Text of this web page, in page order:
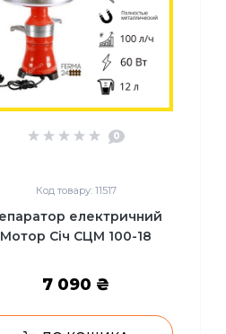
0
Код товару: 11517
електричний
Мотор Січ СЦМ 100-18
7 090 ₴